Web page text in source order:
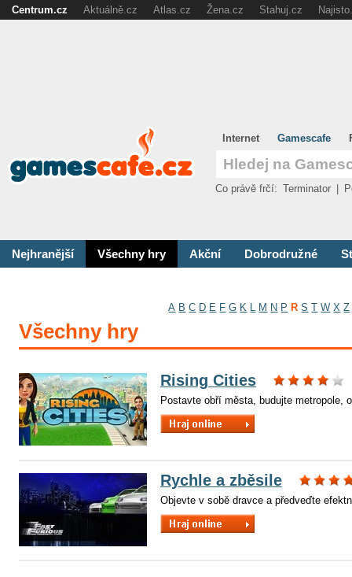
Nejhranější Všechny hry Akční Dobrodružné
A B C D E F G K L M N P R S T W X Z
Všechny hry
Rising Cities
Postavte obří města, budujte metropole,
Rychle a zběsile
Objevte v sobě dravce a předveďte
Internet Gamescafe
Co právě frčí: Terminator
Centrum.cz Aktuálně.cz Atlas.cz Žena.cz Stahuj.cz